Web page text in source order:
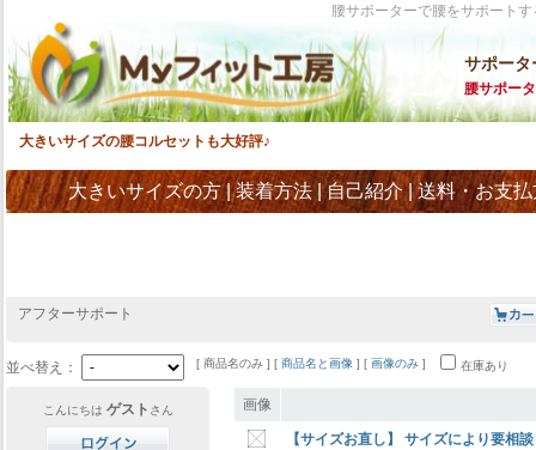
腰サポーターで腰をサポート
サポータ
腰サポー
大きいサイズの腰コルセットも大好評♪
大きいサイズの方|装着方法 |自己紹介|送料・お支
アフターサポート
並べ替え： [ 商品名のみ ] [ 商品名と画像 ] [ 画像のみ ] 在庫あり
画像
【サイズお直し】 サイズにより要相
こんにちは ゲスト さん